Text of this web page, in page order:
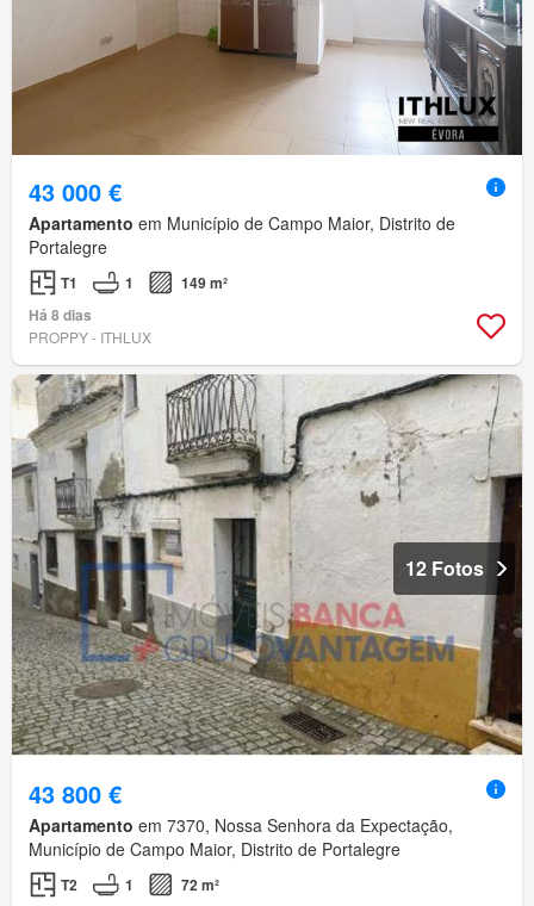
43 000 €
Apartamento em Município de Campo Maior, Distrito de
Portalegre
T1 1
149 m²
Há 8 dias
PROPPY - ITHLUX
12 Fotos
43 800 €
Apartamento em 7370, Nossa Senhora da Expectação,
Município de Campo Maior, Distrito de Portalegre
T2 1 72 m²